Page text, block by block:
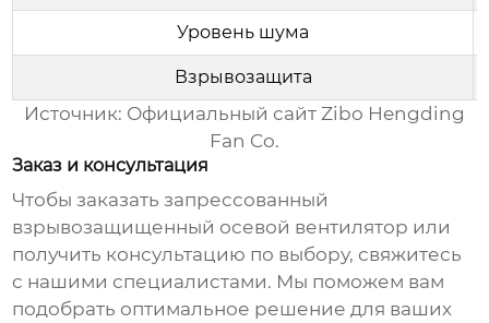
Уровень шума
Взрывозащита
Источник: Официальный сайт Zibo Hengding
Fan Co.
Заказ и консультация
Чтобы заказатьзапрессованный
взрывозащищенный осевой вентилятор или
получить консультацию по выбору, свяжитесь
с нашими специалистами. Мы поможем вам
подобрать оптимальное решение для ваших